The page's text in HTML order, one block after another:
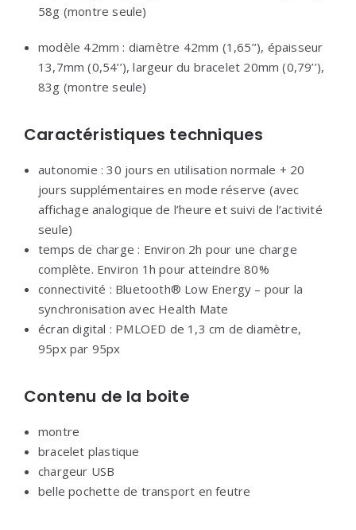
58g (montre seule)
modèle 42mm : diamètre 42mm (1,65’’), épaisseur
13,7mm (0,54’’), largeur du bracelet 20mm (0,79’’),
83g (montre seule)
Caractéristiques techniques
autonomie : 30 jours en utilisation normale + 20
jours supplémentaires en mode réserve (avec
affichage analogique de l’heure et suivi de l’activité
seule)
temps de charge : Environ 2h pour une charge
complète. Environ 1h pour atteindre 80%
connectivité : Bluetooth® Low Energy – pour la
synchronisation avec Health Mate
écran digital : PMLOED de 1,3 cm de diamètre,
95px par 95px
Contenu de la boite
montre
bracelet plastique
chargeur USB
belle pochette de transport en feutre